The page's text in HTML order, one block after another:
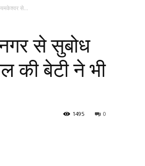
से...
से सुबोध
की बेटी ने भी
0
1495